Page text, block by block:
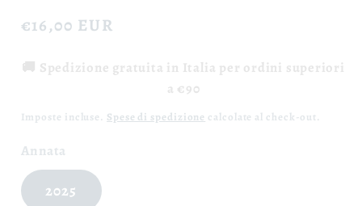
Prezzo
listino
€16,00 EUR
🚚 Spedizione gratuita in Italia per ordini superiori
a €90
Imposte incluse. Spese di spedizione calcolate al check-out.
Annata
2025